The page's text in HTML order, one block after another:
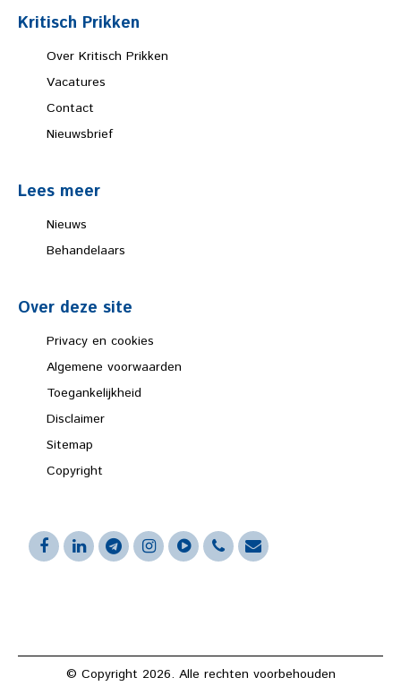
Kritisch Prikken
Over Kritisch Prikken
Vacatures
Contact
Nieuwsbrief
Lees meer
Nieuws
Behandelaars
Over deze site
Privacy en cookies
Algemene voorwaarden
Toegankelijkheid
Disclaimer
Sitemap
Copyright
© Copyright 2026. Alle rechten voorbehouden